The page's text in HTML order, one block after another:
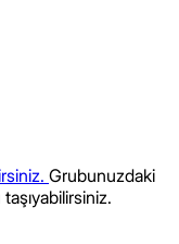
Grubunuzdaki